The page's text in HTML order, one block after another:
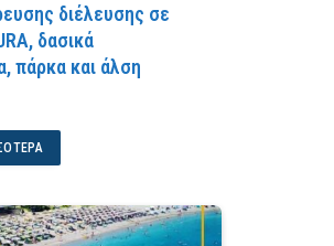
διέλευσης σε
δασικά
πάρκα και άλση